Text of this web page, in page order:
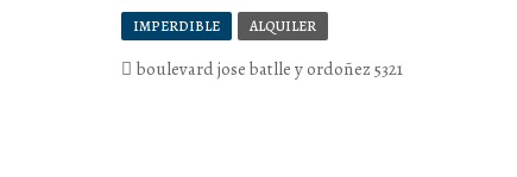
IMPERDIBLE ALQUILER
boulevard jose batlle y ordoñez 5321